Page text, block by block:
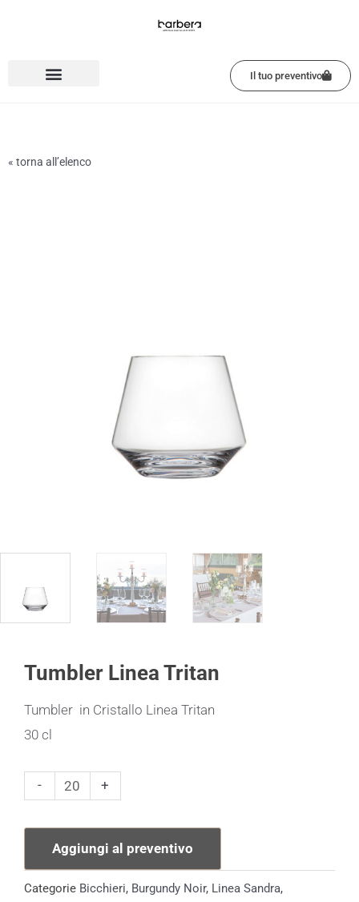
Il tuo preventivo
« torna all’elenco
Tumbler Linea Tritan
Tumbler in Cristallo Linea Tritan
30 cl
-
Tumbler
Tritan
quantità
+
Aggiungi al preventivo
Categorie Bicchieri, Burgundy Noir, Linea Sandra,